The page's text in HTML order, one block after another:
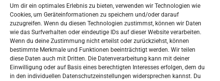
Um dir ein optimales Erlebnis zu bieten, verwenden wir Technologien wie
Cookies, um Geräteinformationen zu speichern und/oder darauf
zuzugreifen. Wenn du diesen Technologien zustimmst, können wir Daten
wie das Surfverhalten oder eindeutige IDs auf dieser Website verarbeiten.
Wenn du deine Zustimmung nicht erteilst oder zurückziehst, können
bestimmte Merkmale und Funktionen beeinträchtigt werden. Wir teilen
diese Daten auch mit Dritten. Die Datenverarbeitung kann mit deiner
Einwilligung oder auf Basis eines berechtigten Interesses erfolgen, dem du
in den individuellen Datenschutzeinstellungen widersprechen kannst. Du
Widerufsbelehrung
Oglašavanje / Postavite svoj oglas
Tko je “Idemo u Svijet – Njemačka?
Pretražite stranicu: